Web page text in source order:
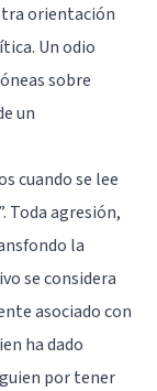
orientación
Un odio
sobre
un
cuando se lee
Toda agresión,
la
se considera
asociado con
ha dado
por tener